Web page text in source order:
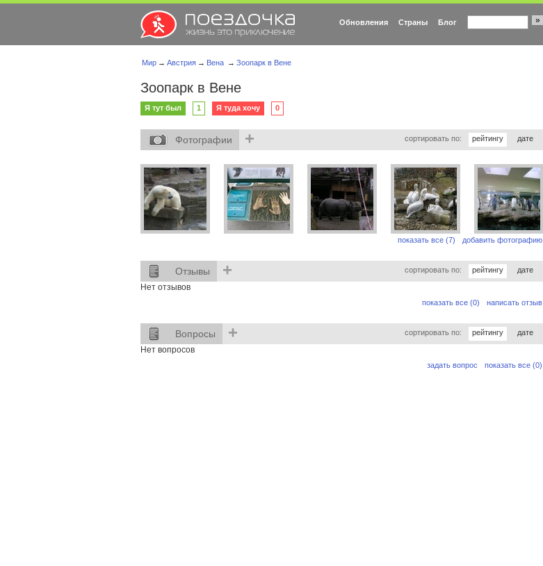
Обновления Страны Блог »
Мир → Австрия → Вена → Зоопарк в Вене
Зоопарк в Вене
Я тут был 1 Я туда хочу 0
Фотографии + сортировать по: рейтингу дате
добавить фотографию
показать все (7)
Отзывы + сортировать по: рейтингу дате
Нет отзывов
написать отзыв
показать все (0)
Вопросы + сортировать по: рейтингу дате
Нет вопросов
показать все (0)
задать вопрос